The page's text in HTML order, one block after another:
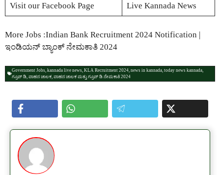
Visit our Facebook Page Live Kannada News
More Jobs :Indian Bank Recruitment 2024 Notification |
ಇಂಡಿಯನ್ ಬ್ಯಾಂಕ್ ನೇಮಕಾತಿ 2024
Government Jobs kannada live news KLA Recruitment 2024 news in kannada today news kannada
ಗ್ರೂಪ್ ಡಿ ವಾಹನ ಚಾಲಕ ವಾಹನ ಚಾಲಕ ಮತ್ತು ಗ್ರೂಪ್ ಡಿ ನೇಮಕಾತಿ 2024